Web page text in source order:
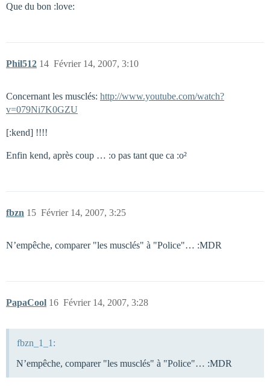
Que du bon :love:
Phil512 Février 14, 2007, 3:10
14
Concernant les musclés: http://www.youtube.com/watch?
v=079Ni7K0GZU
[:kend] !!!!
Enfin kend, après coup … :o pas tant que ca :o²
fbzn Février 14, 2007, 3:25
15
N’empêche, comparer "les musclés" à "Police"… :MDR
PapaCool Février 14, 2007, 3:28
16
fbzn_1_1:
N’empêche, comparer "les musclés" à "Police"… :MDR